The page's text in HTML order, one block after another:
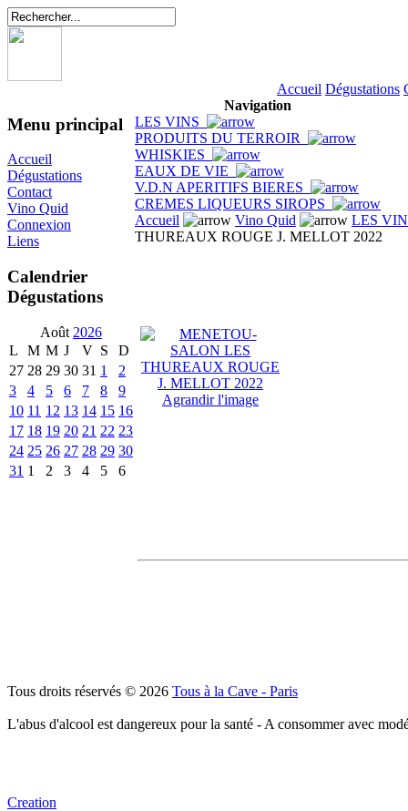
Accueil Dégustations
Menu principal
Accueil
Dégustations
Contact
Vino Quid
Connexion
Liens
Calendrier
Dégustations
Août 2026
L
M M J V S
D
27 28 29 30 31 1
2
3
4 5 6 7 8
9
10 11 12 13 14 15 16
17 18 19 20 21 22 23
24 25 26 27 28 29 30
31 1 2 3 4 5 6
Navigation
LES VINS
PRODUITS DU TERROIR
WHISKIES
EAUX DE VIE
V.D.N APERITIFS BIERES
CREMES LIQUEURS SIROPS
Accueil
Vino Quid
LES
THUREAUX ROUGE J. MELLOT 2022
Agrandir l'image
Tous droits réservés © 2026 Tous à la Cave - Paris
L'abus d'alcool est dangereux pour la santé - A consommer avec
Creation